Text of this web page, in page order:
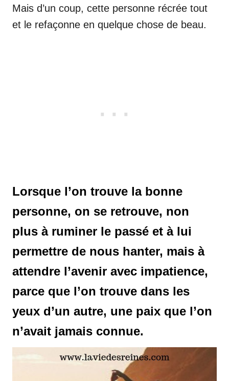
Mais d’un coup, cette personne récrée tout
et le refaçonne en quelque chose de beau.
Lorsque l’on trouve la bonne
personne, on se retrouve, non
plus à ruminer le passé et à lui
permettre de nous hanter, mais à
attendre l’avenir avec impatience,
parce que l’on trouve dans les
yeux d’un autre, une paix que l’on
n’avait jamais connue.